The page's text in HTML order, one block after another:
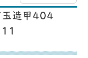
造甲404